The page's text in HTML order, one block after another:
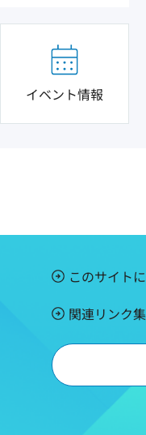
イベント情報
このサイト
関連リンク集